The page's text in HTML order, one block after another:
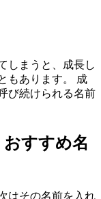
しまうと、成長し
もあります。 成
び続けられる名前
すすめ名
はその名前を入れ